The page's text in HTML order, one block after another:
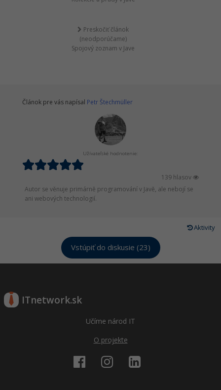
Preskočiť článok
(neodporúčame)
Spojový zoznam v Jave
Článok pre vás napísal Petr Štechmüller
Užívateľské hodnotenie:
139 hlasov
Autor se věnuje primárně programování v Javě, ale nebojí se
ani webových technologií.
Aktivity
Vstúpiť do diskusie (23)
ITnetwork.sk
Učíme národ IT
O projekte